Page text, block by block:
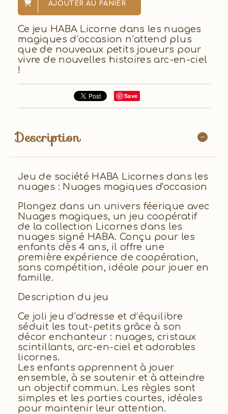
AJOUTER AU PANIER
Ce jeu HABA Licorne dans les nuages
magiques d’occasion n’attend plus
que de nouveaux petits joueurs pour
vivre de nouvelles histoires arc-en-ciel
!
Save
Description
Jeu de société HABA Licornes dans les
nuages : Nuages magiques d'occasion
Plongez dans un univers féerique avec
Nuages magiques, un jeu coopératif
de la collection Licornes dans les
nuages signé HABA. Conçu pour les
enfants dès 4 ans, il offre une
première expérience de coopération,
sans compétition, idéale pour jouer en
famille.
Description du jeu
Ce joli jeu d’adresse et d’équilibre
séduit les tout-petits grâce à son
décor enchanteur : nuages, cristaux
scintillants, arc-en-ciel et adorables
licornes.
Les enfants apprennent à jouer
ensemble, à se soutenir et à atteindre
un objectif commun. Les règles sont
simples et les parties courtes, idéales
pour maintenir leur attention.